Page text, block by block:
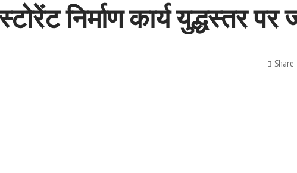
कार्य युद्धस्तर पर
Share